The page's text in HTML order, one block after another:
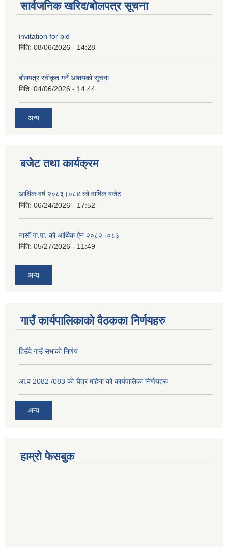
सार्वजनिक खरिद/बोलपत्र सूचना
invitation for bid
मिति: 08/06/2026 - 14:28
बोलपत्र स्वीकृत गर्ने आशयको सूचना
मिति: 04/06/2026 - 14:44
अन्य
बजेट तथा कार्यक्रम
आर्थिक वर्ष २०८३्।०८४ को वार्षिक बजेट
मिति: 06/24/2026 - 17:52
नासोँ गा.पा. को आर्थिक ऐन २०८२।०८३
मिति: 05/27/2026 - 11:49
अन्य
गाउँ कार्यपालिकाको वैठकका निेर्णयहरु
हिउँदे गाउँ सभाको निर्णय
आ.व 2082 /083 को चैत्र महिना को कार्यपालिका निर्णयहरू
अन्य
हाम्रो फेसबुक